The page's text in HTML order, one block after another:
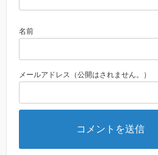
名前
メールアドレス（公開はされません。）